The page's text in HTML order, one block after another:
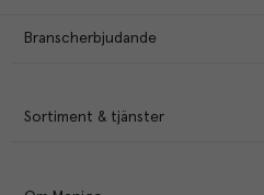
Branscherbjudande
Sortiment & tjänster